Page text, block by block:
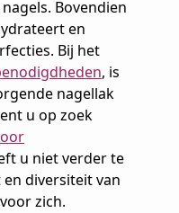
Bovendien
en
Bij het
, is
nagellak
u op zoek
u niet verder te
diversiteit van
zich.